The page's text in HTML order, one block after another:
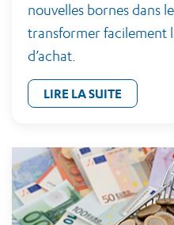
nouvelles bornes dans
transformer facilement
d’achat.
LIRE LA SUITE